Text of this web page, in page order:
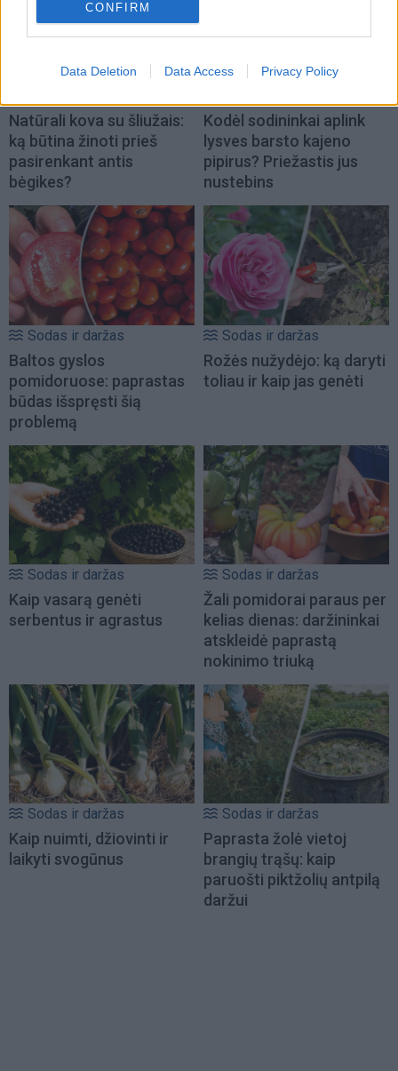
CONFIRM
Data Deletion Data Access Privacy Policy
Natūrali kova su šliužais:
ką būtina žinoti prieš
pasirenkant antis
bėgikes?
Kodėl sodininkai aplink
lysves barsto kajeno
pipirus? Priežastis jus
nustebins
Sodas ir daržas
Baltos gyslos
pomidoruose: paprastas
būdas išspręsti šią
problemą
Sodas ir daržas
Rožės nužydėjo: ką daryti
toliau ir kaip jas genėti
Sodas ir daržas
Kaip vasarą genėti
serbentus ir agrastus
Sodas ir daržas
Žali pomidorai paraus per
kelias dienas: daržininkai
atskleidė paprastą
nokinimo triuką
Sodas ir daržas
Kaip nuimti, džiovinti ir
laikyti svogūnus
Sodas ir daržas
Paprasta žolė vietoj
brangių trąšų: kaip
paruošti piktžolių antpilą
daržui